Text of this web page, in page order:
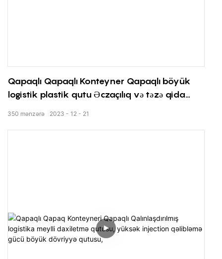
Qapaqlı Qapaqlı Konteyner Qapaqlı böyük
logistik plastik qutu Əczaçılıq və təzə qida
2023 12 21
350 mənzərə